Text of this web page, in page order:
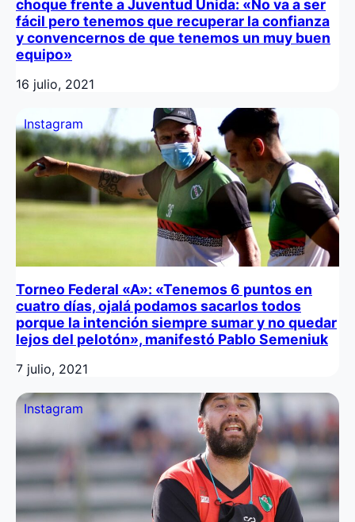
choque frente a Juventud Unida: «No va a ser
fácil pero tenemos que recuperar la confianza
y convencernos de que tenemos un muy buen
equipo»
16 julio, 2021
Instagram
Torneo Federal «A»: «Tenemos 6 puntos en
cuatro días, ojalá podamos sacarlos todos
porque la intención siempre sumar y no quedar
lejos del pelotón», manifestó Pablo Semeniuk
7 julio, 2021
Instagram